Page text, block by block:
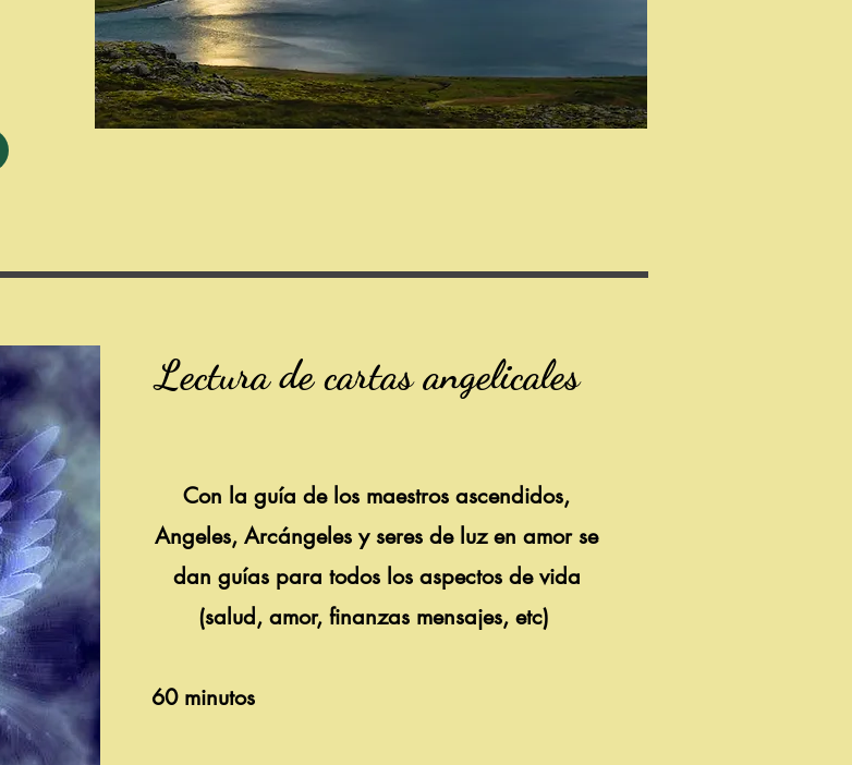
Lectura de cartas angelicales
Con la guía de los maestros ascendidos,
Angeles, Arcángeles y seres de luz en amor se
dan guías para todos los aspectos de vida
(salud, amor, finanzas mensajes, etc)
60 minutos